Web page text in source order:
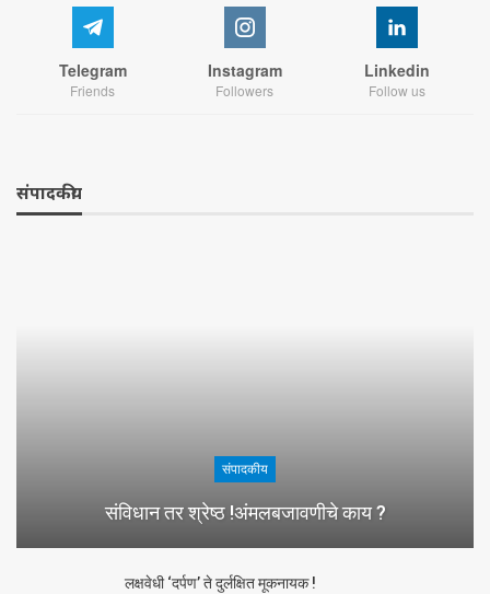
Telegram
Friends
Instagram
Followers
Linkedin
Follow us
संपादकीय
संपादकीय
संविधान तर श्रेष्ठ !अंमलबजावणीचे काय ?
लक्षवेधी ‘दर्पण’ ते दुर्लक्षित मूकनायक !